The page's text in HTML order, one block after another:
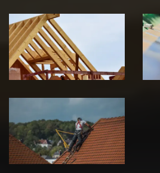
Traitement de
charpente 39
Jura
Urgence fuite
de toiture 39
Jura